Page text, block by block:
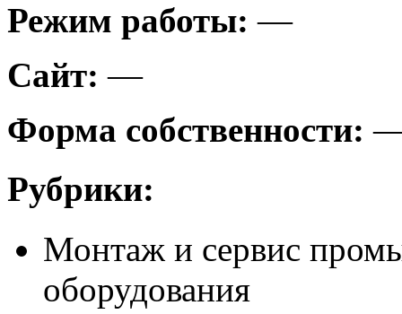
Режим работы:—
Сайт:—
Форма собственности:
Рубрики:
Монтаж и сервис
оборудования